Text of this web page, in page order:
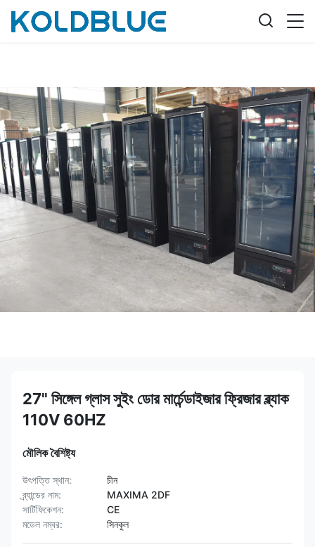
27" সিঙ্গেল গ্লাস সুইং ডোর মার্চেন্ডাইজার ফ্রিজার ব্ল্যাক
110V 60HZ
মৌলিক বৈশিষ্ট্য
উৎপত্তি স্থান:
চীন
ব্র্যান্ডের নাম:
MAXIMA 2DF
সার্টিফিকেশন:
CE
মডেল নম্বর:
সিনকুল